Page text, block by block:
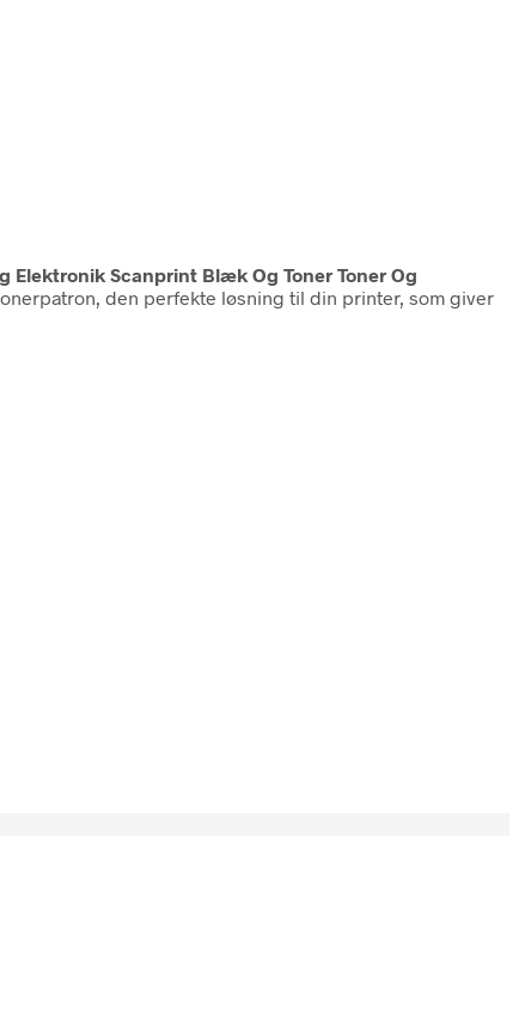
Elektronik Scanprint Blæk Og Toner Toner Og
den perfekte løsning til din printer, som giver